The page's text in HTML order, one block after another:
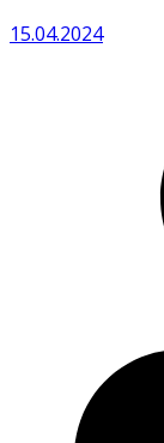
15.04.2024